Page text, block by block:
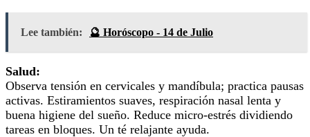
Lee también: 🔮 Horóscopo - 14 de Julio
Salud:
Observa tensión en cervicales y mandíbula; practica pausas
activas. Estiramientos suaves, respiración nasal lenta y
buena higiene del sueño. Reduce micro‑estrés dividiendo
tareas en bloques. Un té relajante ayuda.